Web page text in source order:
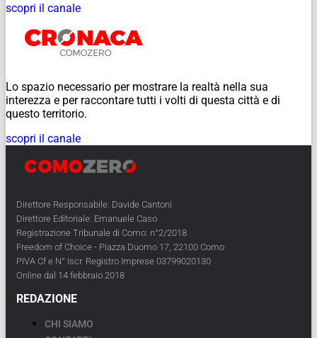
scopri il canale
Lo spazio necessario per mostrare la realtà nella sua
interezza e per raccontare tutti i volti di questa città e di
questo territorio.
scopri il canale
Direttore Responsabile: Davide Cantoni
Direttore Editoriale: Emanuele Caso
Registrazione Tribunale di Como: n°2/2018
Freedom of Choice - Piazza Duomo 17, 22100 Como
PIVA Cf e N° Iscr. Registro Imprese 03799020130
Online dal 14 febbraio 2018
REDAZIONE
CHI SIAMO